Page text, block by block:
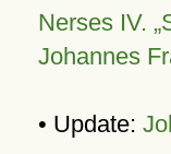
Nerses IV.
Johannes
• Update: